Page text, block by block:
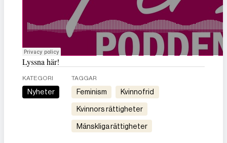
Lyssna här!
KATEGORI
Nyheter
TAGGAR
feminism kvinnofrid
kvinnors rättigheter
mänskliga rättigheter